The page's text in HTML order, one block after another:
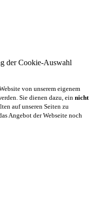
der Cookie-Auswahl
von unserem eigenem
Sie dienen dazu, ein nicht
auf unseren Seiten zu
Angebot der Webseite noch